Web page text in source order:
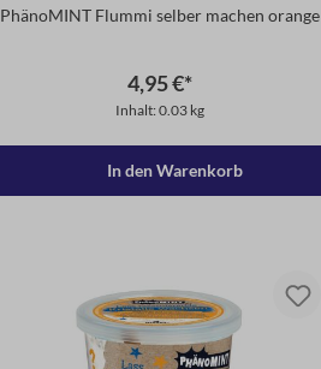
PhänoMINT Flummi selber machen orange
4,95 €*
Inhalt: 0.03 kg
In den Warenkorb